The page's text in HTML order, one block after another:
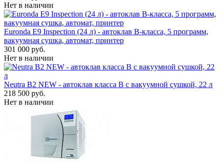
Нет в наличии
Euronda E9 Inspection (24 л) - автоклав B-класса, 5 программ,
вакуумная сушка, автомат, принтер
301 000 руб.
Нет в наличии
Neutra B2 NEW - автоклав класса B с вакуумной сушкой, 22 л
218 500 руб.
Нет в наличии